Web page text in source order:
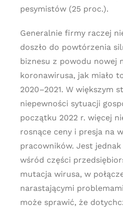
pesymistów (25 proc.).
Generalnie firmy raczej
doszło do powtórzenia
biznesu z powodu nowej
koronawirusa, jak miało
2020–2021. W większym
niepewności sytuacji
początku 2022 r. więcej
rosnące ceny i presja na
pracowników. Jest
wśród części
mutacja wirusa, w
narastającymi
może sprawić, że